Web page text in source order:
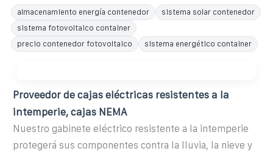
almacenamiento energía contenedor
sistema solar contenedor
sistema fotovoltaico container
precio contenedor fotovoltaico
sistema energético container
Proveedor de cajas eléctricas resistentes a la
intemperie, cajas NEMA
Nuestro gabinete eléctrico resistente a la intemperie
protegerá sus componentes contra la lluvia, la nieve y